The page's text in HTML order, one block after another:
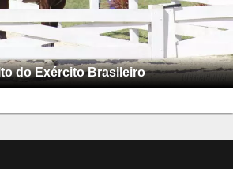
do Exército Brasileiro